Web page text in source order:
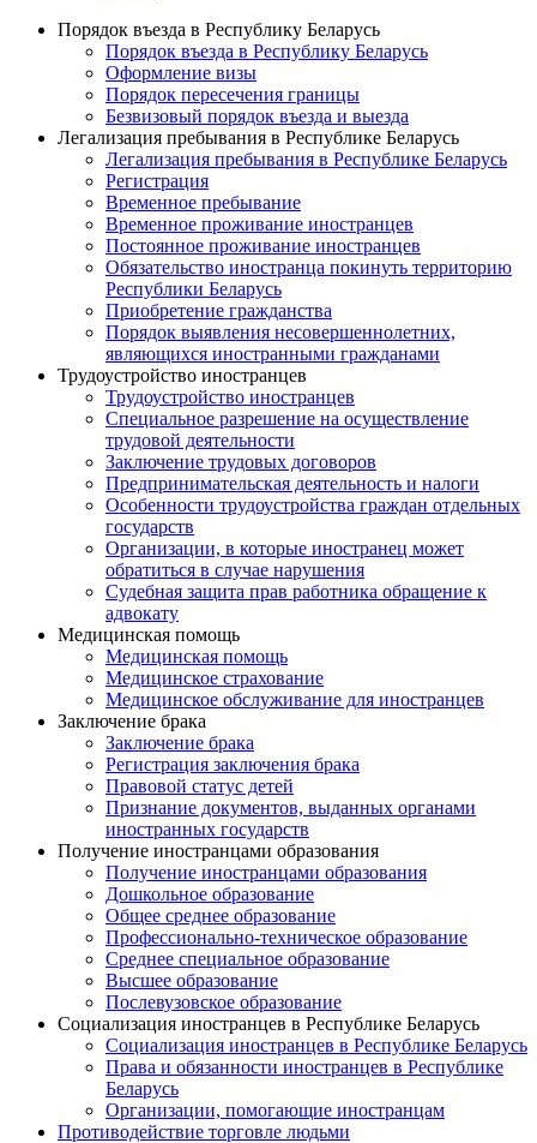
Порядок въезда в Республику Беларусь
Порядок въезда в Республику Беларусь
Оформление визы
Порядок пересечения границы
Безвизовый порядок въезда и выезда
Легализация пребывания в Республике Беларусь
Легализация пребывания в Республике Беларусь
Регистрация
Временное пребывание
Временное проживание иностранцев
Постоянное проживание иностранцев
Обязательство иностранца покинуть территорию
Республики Беларусь
Приобретение гражданства
Порядок выявления несовершеннолетних,
являющихся иностранными гражданами
Трудоустройство иностранцев
Трудоустройство иностранцев
Специальное разрешение на осуществление
трудовой деятельности
Заключение трудовых договоров
Предпринимательская деятельность и налоги
Особенности трудоустройства граждан отдельных
государств
Организации, в которые иностранец может
обратиться в случае нарушения
Судебная защита прав работника обращение к
адвокату
Медицинская помощь
Медицинская помощь
Медицинское страхование
Медицинское обслуживание для иностранцев
Заключение брака
Заключение брака
Регистрация заключения брака
Правовой статус детей
Признание документов, выданных органами
иностранных государств
Получение иностранцами образования
Получение иностранцами образования
Дошкольное образование
Общее среднее образование
Профессионально-техническое образование
Среднее специальное образование
Высшее образование
Послевузовское образование
Социализация иностранцев в Республике Беларусь
Социализация иностранцев в Республике Беларусь
Права и обязанности иностранцев в Республике
Беларусь
Oрганизации, помогающие иностранцам
Противодействие торговле людьми